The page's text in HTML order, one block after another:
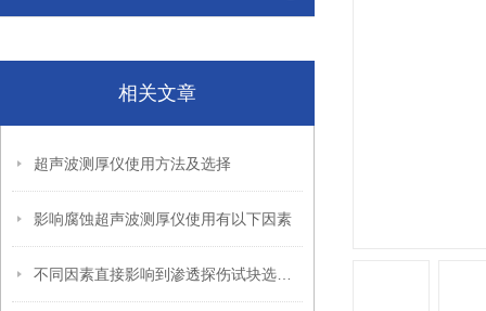
相关文章
超声波测厚仪使用方法及选择
影响腐蚀超声波测厚仪使用有以下因素